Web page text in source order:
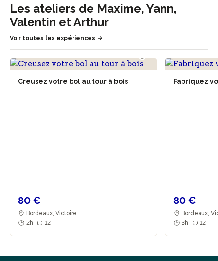
une approche sensible du travail manuel, dans un cadre
d’apprentissage accessible et concret.
Entre matière première de qualité et technique
traditionnelle, Maxime, Yann et Arthur vous livreront tous les
expérience incroyable à leurs côtés, vous ne le regretterez
Les ateliers de Maxime, Yann,
Valentin et Arthur
Voir toutes les expériences
Creusez votre bol au tour à bois
80 €
Bordeaux, Victoire
2h
12
Fabriquez
80 €
Bordeaux,
3h
12